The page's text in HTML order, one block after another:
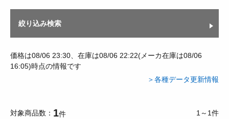
絞り込み検索
価格は08/06 23:30、在庫は08/06 22:22(メーカ在庫は08/06
16:05)時点の情報です
＞各種データ更新情報
対象商品数 1件 1～1件